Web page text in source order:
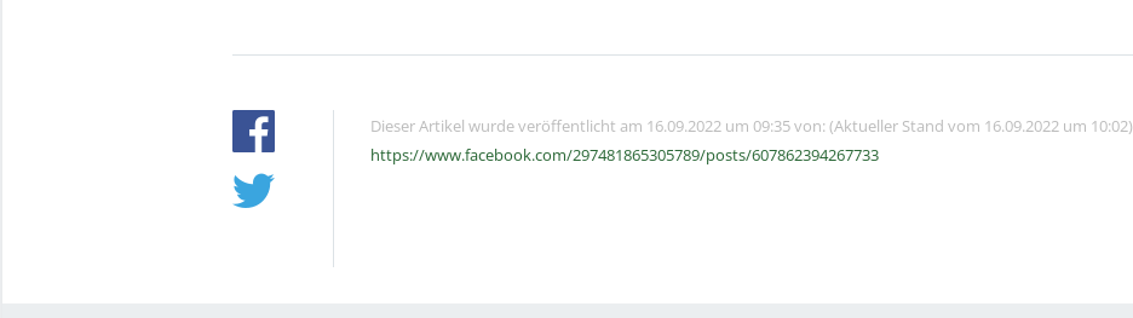
Dieser Artikel wurde veröffentlicht am 16.09.2022 um 09:35 von: (Aktueller Stand vom 16.09.2022 um 10:02)
https://www.facebook.com/297481865305789/posts/607862394267733